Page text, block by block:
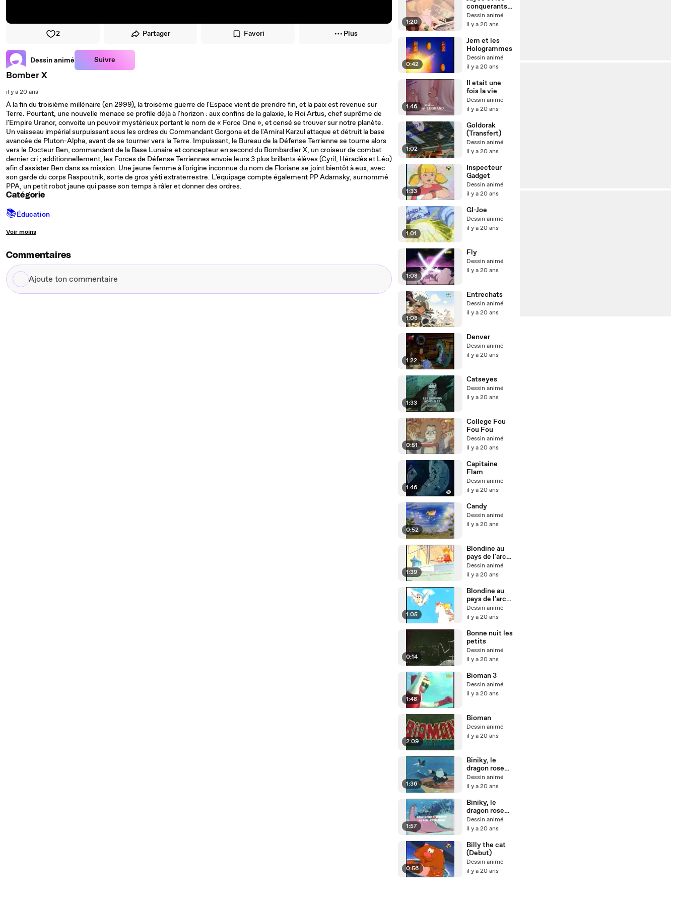
2 Partager Favori Plus
Dessin animé Suivre
Bomber X
il y a 20 ans
À la fin du troisième millénaire (en 2999), la troisème guerre de l'Espace vient de prendre fin, et la paix est revenue sur
Terre. Pourtant, une nouvelle menace se profile déjà à l'horizon : aux confins de la galaxie, le Roi Artus, chef suprême de
l'Empire Uranor, convoite un pouvoir mystérieux portant le nom de « Force One », et censé se trouver sur notre planète.
Un vaisseau impérial surpuissant sous les ordres du Commandant Gorgona et de l'Amiral Karzul attaque et détruit la base
avancée de Pluton-Alpha, avant de se tourner vers la Terre. Impuissant, le Bureau de la Défense Terrienne se tourne alors
vers le Docteur Ben, commandant de la Base Lunaire et concepteur en second du Bombardier X, un croiseur de combat
dernier cri ; additionnellement, les Forces de Défense Terriennes envoie leurs 3 plus brillants élèves (Cyril, Héraclès et Léo)
afin d'assister Ben dans sa mission. Une jeune femme à l'origine inconnue du nom de Floriane se joint bientôt à eux, avec
son garde du corps Raspoutnik, sorte de gros yéti extraterrestre. L'équipage compte également PP Adamsky, surnommé
PPA, un petit robot jaune qui passe son temps à râler et donner des ordres.
Catégorie
📚Éducation
Voir moins
Commentaires
Ajoute
ton
1:20
conquerants
de la lumiere
Dessin animé
il y a 20 ans
0:42
Jem et les
Hologrammes
Dessin animé
il y a 20 ans
1:46
Il etait une
fois la vie
Dessin animé
il y a 20 ans
1:02
Goldorak
(Transfert)
Dessin animé
il y a 20 ans
1:33
Inspecteur
Gadget
Dessin animé
il y a 20 ans
1:01
GI-Joe
Dessin animé
il y a 20 ans
1:08
Fly
Dessin animé
il y a 20 ans
1:08
Entrechats
Dessin animé
il y a 20 ans
1:22
Denver
Dessin animé
il y a 20 ans
1:33
Catseyes
Dessin animé
il y a 20 ans
0:51
College Fou
Fou Fou
Dessin animé
il y a 20 ans
1:46
Capitaine
Flam
Dessin animé
il y a 20 ans
0:52
Candy
Dessin animé
il y a 20 ans
1:39
Blondine au
pays de l'arc-
en-ciel 2
Dessin animé
il y a 20 ans
1:05
Blondine au
pays de l'arc-
en-ciel
Dessin animé
il y a 20 ans
0:14
Bonne nuit les
petits
Dessin animé
il y a 20 ans
1:48
Bioman 3
Dessin animé
il y a 20 ans
2:09
Bioman
Dessin animé
il y a 20 ans
1:36
Biniky, le
dragon rose
(Fin)
Dessin animé
il y a 20 ans
1:57
Biniky, le
dragon rose
(Debut)
Dessin animé
il y a 20 ans
0:56
Billy the cat
(Debut)
Dessin animé
il y a 20 ans